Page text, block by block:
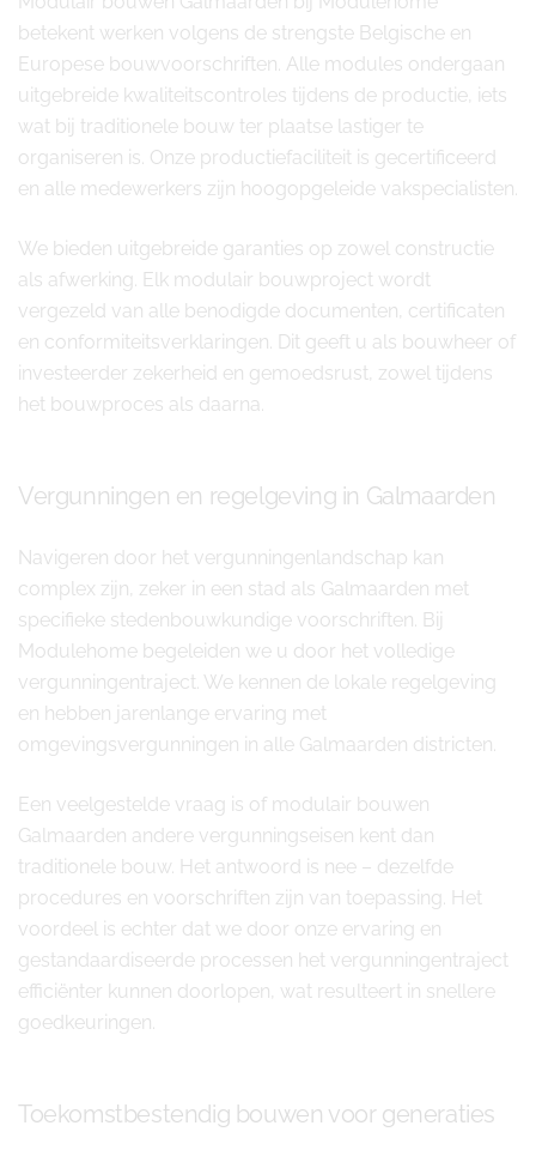
betekent werken volgens de strengste Belgische en
Europese bouwvoorschriften. Alle modules ondergaan
uitgebreide kwaliteitscontroles tijdens de productie, iets
wat bij traditionele bouw ter plaatse lastiger te
organiseren is. Onze productiefaciliteit is gecertificeerd
en alle medewerkers zijn hoogopgeleide vakspecialisten.
We bieden uitgebreide garanties op zowel constructie
als afwerking. Elk modulair bouwproject wordt
vergezeld van alle benodigde documenten, certificaten
en conformiteitsverklaringen. Dit geeft u als bouwheer of
investeerder zekerheid en gemoedsrust, zowel tijdens
het bouwproces als daarna.
Vergunningen en regelgeving in Galmaarden
Navigeren door het vergunningenlandschap kan
complex zijn, zeker in een stad als Galmaarden met
specifieke stedenbouwkundige voorschriften. Bij
Modulehome begeleiden we u door het volledige
vergunningentraject. We kennen de lokale regelgeving
en hebben jarenlange ervaring met
omgevingsvergunningen in alle Galmaarden districten.
Een veelgestelde vraag is of modulair bouwen
Galmaarden andere vergunningseisen kent dan
traditionele bouw. Het antwoord is nee – dezelfde
procedures en voorschriften zijn van toepassing. Het
voordeel is echter dat we door onze ervaring en
gestandaardiseerde processen het vergunningentraject
efficiënter kunnen doorlopen, wat resulteert in snellere
goedkeuringen.
Toekomstbestendig bouwen voor generaties